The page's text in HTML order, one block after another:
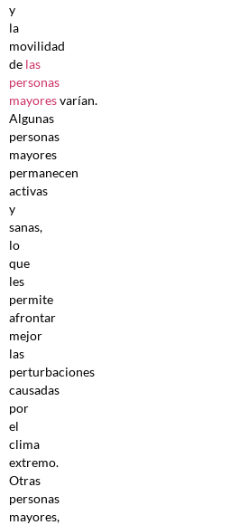
y
la
movilidad
de las
personas
mayoresvarían.
Algunas
personas
mayores
permanecen
activas
y
sanas,
lo
que
les
permite
afrontar
mejor
las
perturbaciones
causadas
por
el
clima
extremo.
Otras
personas
mayores,